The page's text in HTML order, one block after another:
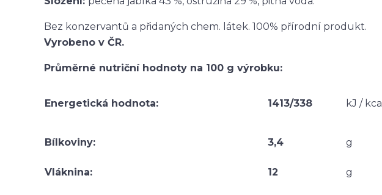
Bez konzervantů a přidaných chem. látek. 100% přírodní produkt.
Vyrobeno v ČR.
Průměrné nutriční hodnoty na 100 g výrobku:
Energetická hodnota: 1413/338 kJ / kcal
Bílkoviny: 3,4 g
Vláknina: 12 g